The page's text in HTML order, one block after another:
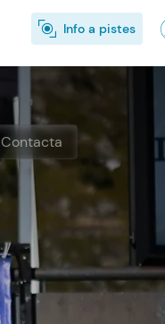
Info a pistes
Contacta